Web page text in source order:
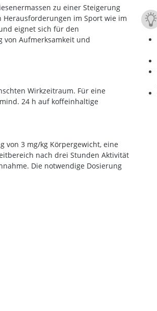
zu einer Steigerung
im Sport wie im
eignet sich für den
von Aufmerksamkeit und
Wirkzeitraum. Für eine
24 h auf koffeinhaltige
von 3 mg/kg Körpergewicht, eine
nach drei Stunden Aktivität
Die notwendige Dosierung